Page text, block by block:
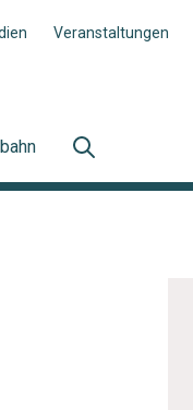
Veranstaltungen